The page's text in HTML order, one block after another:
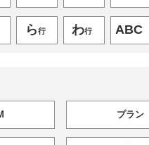
ら行 わ行 ABC
プラン